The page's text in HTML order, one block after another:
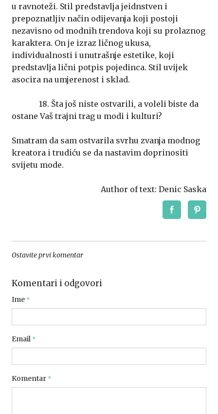
u ravnoteži. Stil predstavlja jeidnstven i
prepoznatljiv način odijevanja koji postoji
nezavisno od modnih trendova koji su prolaznog
karaktera. On je izraz ličnog ukusa,
individualnosti i unutrašnje estetike, koji
predstavlja lični potpis pojedinca. Stil uvijek
asocira na umjerenost i sklad.
18. Šta još niste ostvarili, a voleli biste da
ostane Vaš trajni trag u modi i kulturi?
Smatram da sam ostvarila svrhu zvanja modnog
kreatora i trudiću se da nastavim doprinositi
svijetu mode.
Author of text: Denic Saska
Ostavite prvi komentar
Komentari i odgovori
Ime *
Email *
Komentar *